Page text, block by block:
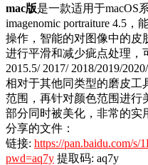
mac版是一款适用于macOS
imagenomic portraiture 4.5
操作，智能的对图像中的皮
进行平滑和减少疵点处理，
2015.5/ 2017/ 2018/2019/
相对于其他同类型的磨皮工
范围，再针对颜色范围进行
部分同时被美化，非常的实
分享的文件：
链接: https://pan.baidu.com/
pwd=aq7y 提取码: aq7y